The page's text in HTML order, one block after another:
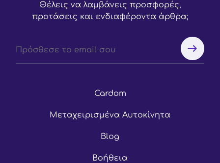
Θέλεις να λαμβάνεις προσφορές,
προτάσεις και ενδιαφέροντα άρθρα;
Cardom
Μεταχειρισμένα Αυτοκίνητα
Blog
Βοήθεια